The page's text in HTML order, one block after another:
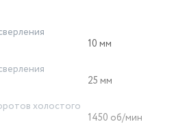
10 мм
25 мм
холостого
1450 об/мин